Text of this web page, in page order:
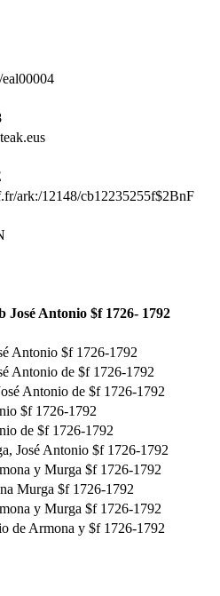
ark:/12148/cb12235255f$2BnF
Antonio $f 1726- 1792
Antonio $f 1726-1792
Antonio de $f 1726-1792
Antonio de $f 1726-1792
$f 1726-1792
de $f 1726-1792
José Antonio $f 1726-1792
y Murga $f 1726-1792
Murga $f 1726-1792
y Murga $f 1726-1792
de Armona y $f 1726-1792